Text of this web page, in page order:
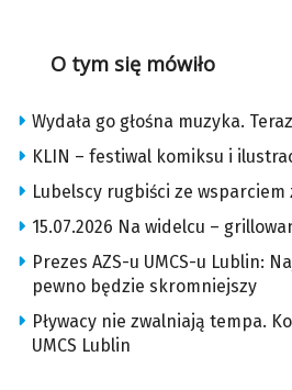
O tym się mówiło
Wydała go głośna muzyka.
KLIN – festiwal komiksu i
Lubelscy rugbiści ze
15.07.2026 Na widelcu –
Prezes AZS-u UMCS-u Lublin:
pewno będzie skromniejszy
Pływacy nie zwalniają tempa.
UMCS Lublin